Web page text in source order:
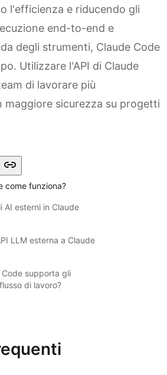
l'efficienza e riducendo gli
end-to-end e
degli strumenti, Claude Code
Utilizzare l'API di Claude
di lavorare più
maggiore sicurezza su progetti
come funziona?
AI esterni in Claude
LLM esterna a Claude
supporta gli
di lavoro?